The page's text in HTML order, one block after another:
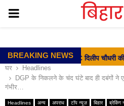
PRIMARY
BREAKING NEWS
⇝ EX- MLC दिलीप चौधरी की
घर
Headlines
DGP के निकलने के चंद घंटे बाद ही दबंगों ने एक
गंभीर…
Headlines अन्य अपराध टॉप न्यूज़ बिहार ब्रेकिंग